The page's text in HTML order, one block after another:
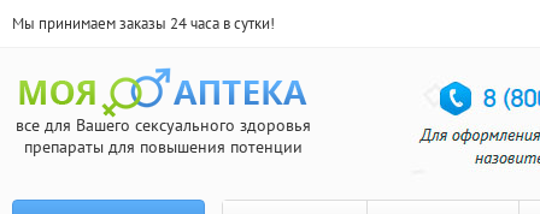
Мы принимаем заказы 24 часа в сутки!
все для Вашего сексуального здоровья
препараты для повышения потенции